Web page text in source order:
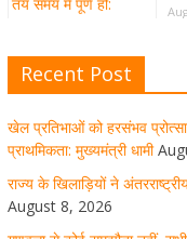
Recent Post
खेल प्रतिभाओं को हरसंभव
प्राथमिकता: मुख्यमंत्री धामी
राज्य के खिलाड़ियों ने
August 8, 2026